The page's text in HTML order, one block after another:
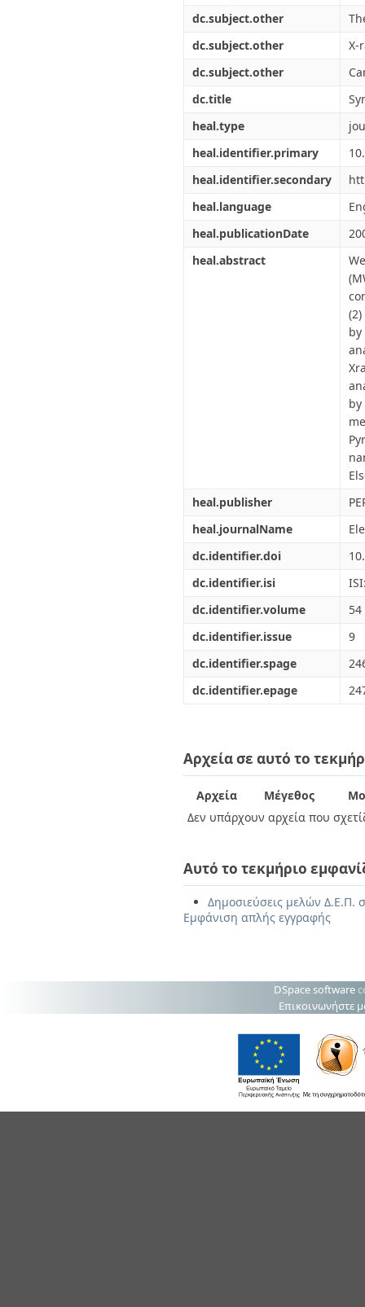
dc.subject.other
dc.subject.other
X-
dc.subject.other
dc.title
heal.type
heal.identifier.primary
heal.identifier.secondary
heal.language
heal.publicationDate
heal.abstract
heal.publisher
heal.journalName
dc.identifier.doi
dc.identifier.isi
dc.identifier.volume
54
dc.identifier.issue
9
dc.identifier.spage
dc.identifier.epage
Αρχεία σε αυτό το
Αρχεία Μέγεθος
Δεν υπάρχουν αρχεία που
Αυτό το τεκμήριο
Δημοσιεύσεις μελών Δ.Ε.Π.
Εμφάνιση απλής εγγραφής
DSpace software
Επικοινωνήστε